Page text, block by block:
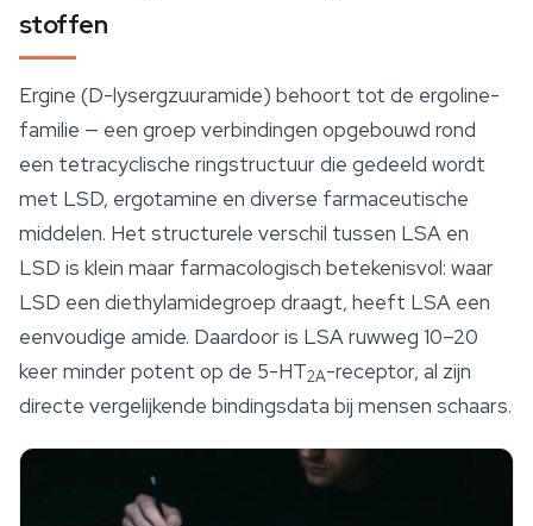
stoffen
Ergine (D-lysergzuuramide) behoort tot de ergoline-
familie — een groep verbindingen opgebouwd rond
een tetracyclische ringstructuur die gedeeld wordt
met LSD, ergotamine en diverse farmaceutische
middelen. Het structurele verschil tussen LSA en
LSD is klein maar farmacologisch betekenisvol: waar
LSD een diethylamidegroep draagt, heeft LSA een
eenvoudige amide. Daardoor is LSA ruwweg 10–20
keer minder potent op de 5-HT2A-receptor, al zijn
directe vergelijkende bindingsdata bij mensen schaars.